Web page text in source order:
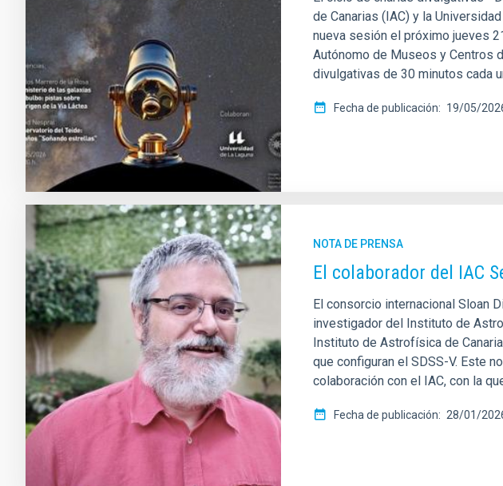
de Canarias (IAC) y la
nueva sesión el próximo jueves
Autónomo de Museos y Centros
divulgativas de 30 minutos cada
Fecha de publicación 19/05/
NOTA DE PRENSA
El colaborador del IAC
El consorcio internacional Sloan
investigador del Instituto de
Instituto de Astrofísica de
que configuran el SDSS-V. Este
colaboración con el IAC, con la
Fecha de publicación 28/01/